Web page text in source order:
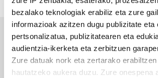
bezalako teknologiak erabiliz eta zure
informazioak azitzen dugu publizitate eta
pertsonalizatua, publizitatearen eta
audientzia-ikerketa eta zerbitzuen
Zure datuak nork eta zertarako
hautatzeko aukera duzu. Zure onespena
ERREPORTAJEAK